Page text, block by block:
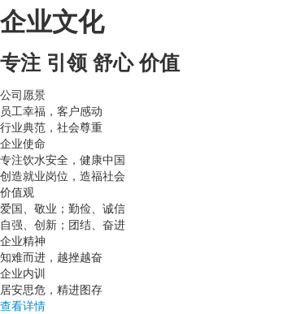
企业文化
专注 引领 舒心 价值
公司愿景
员工幸福，客户感动
行业典范，社会尊重
企业使命
专注饮水安全，健康中国
创造就业岗位，造福社会
价值观
爱国、敬业；勤俭、诚信
自强、创新；团结、奋进
企业精神
知难而进，越挫越奋
企业内训
居安思危，精进图存
查看详情